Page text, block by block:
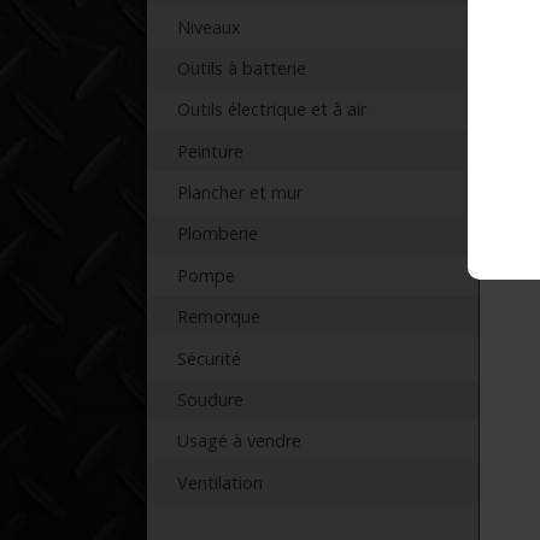
Niveaux
Outils à batterie
Outils électrique et à air
Peinture
Plancher et mur
Plomberie
Pompe
Remorque
Sécurité
Soudure
Usagé à vendre
Ventilation